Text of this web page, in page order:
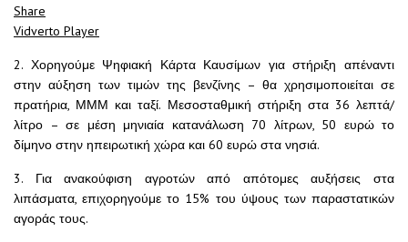
Share
Vidverto Player
2. Χορηγούμε Ψηφιακή Κάρτα Καυσίμων για στήριξη απέναντι
στην αύξηση των τιμών της βενζίνης – θα χρησιμοποιείται σε
πρατήρια, ΜΜΜ και ταξί. Μεσοσταθμική στήριξη στα 36 λεπτά/
λίτρο – σε μέση μηνιαία κατανάλωση 70 λίτρων, 50 ευρώ το
δίμηνο στην ηπειρωτική χώρα και 60 ευρώ στα νησιά.
3. Για ανακούφιση αγροτών από απότομες αυξήσεις στα
λιπάσματα, επιχορηγούμε το 15% του ύψους των παραστατικών
αγοράς τους.